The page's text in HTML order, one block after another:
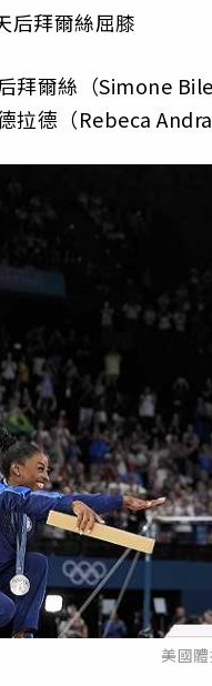
后拜爾絲屈膝
拜爾絲（Simone
拉德（Rebeca
美國